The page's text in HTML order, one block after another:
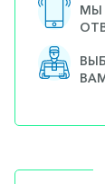
МЫ